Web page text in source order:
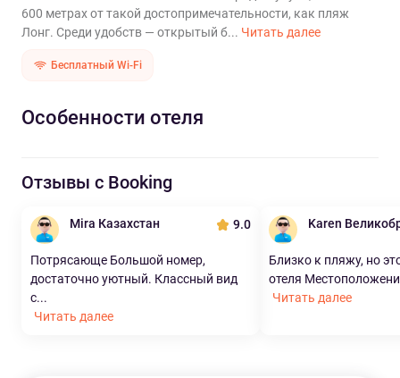
600 метрах от такой достопримечательности, как пляж
Лонг. Среди удобств — открытый б... Читать далее
Бесплатный Wi-Fi
Особенности отеля
Отзывы с Booking
Mira Казахстан 9.0
Потрясающе Большой номер,
достаточно уютный. Классный вид
с...
Читать далее
Karen
Близко к пляжу, но
отеля
Читать далее